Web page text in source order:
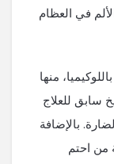
في العظام
منها
سابق للعلاج
بالإضافة
من احتم